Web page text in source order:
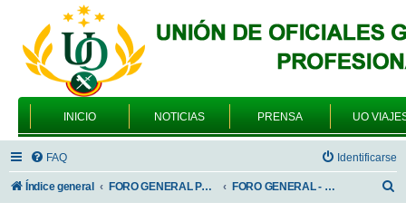
INICIO NOTICIAS PRENSA UO
FAQ Identificarse
Índice general FORO GENERAL PARA TODOS LOS USUARIOS FORO GENERAL - VARIEDADES